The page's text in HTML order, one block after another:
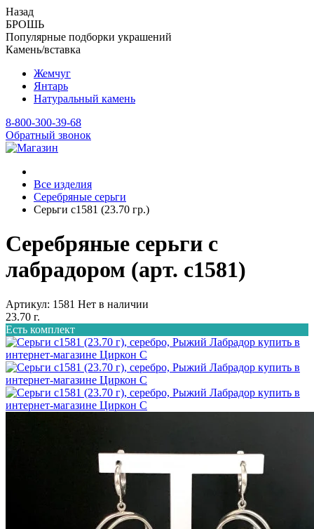
Назад
БРОШЬ
Популярные подборки украшений
Камень/вставка
Жемчуг
Янтарь
Натуральный камень
8-800-300-39-68
Обратный звонок
Все изделия
Серебряные серьги
Серьги с1581 (23.70 гр.)
Серебряные серьги с
лабрадором (арт. с1581)
Артикул: 1581 Нет в наличии
23.70 г.
Есть комплект